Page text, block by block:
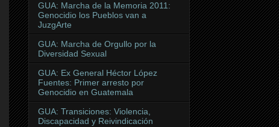
GUA: Marcha de la Memoria 2011:
Genocidio los Pueblos van a
JuzgArte
GUA: Marcha de Orgullo por la
Diversidad Sexual
GUA: Ex General Héctor López
Fuentes: Primer arresto por
Genocidio en Guatemala
GUA: Transiciones: Violencia,
Discapacidad y Reivindicación